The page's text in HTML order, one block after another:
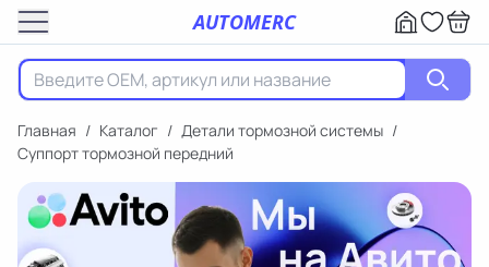
AUTOMERC
Главная / Каталог / Детали тормозной системы /
Суппорт тормозной передний